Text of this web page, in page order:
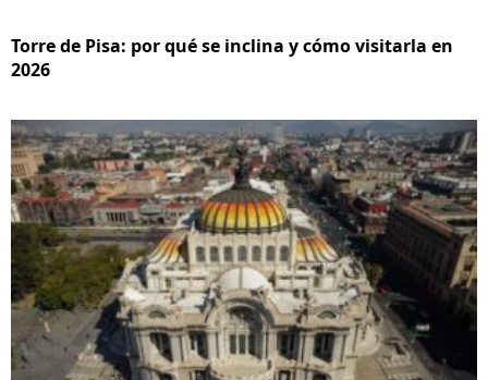
Torre de Pisa: por qué se inclina y cómo visitarla en
2026